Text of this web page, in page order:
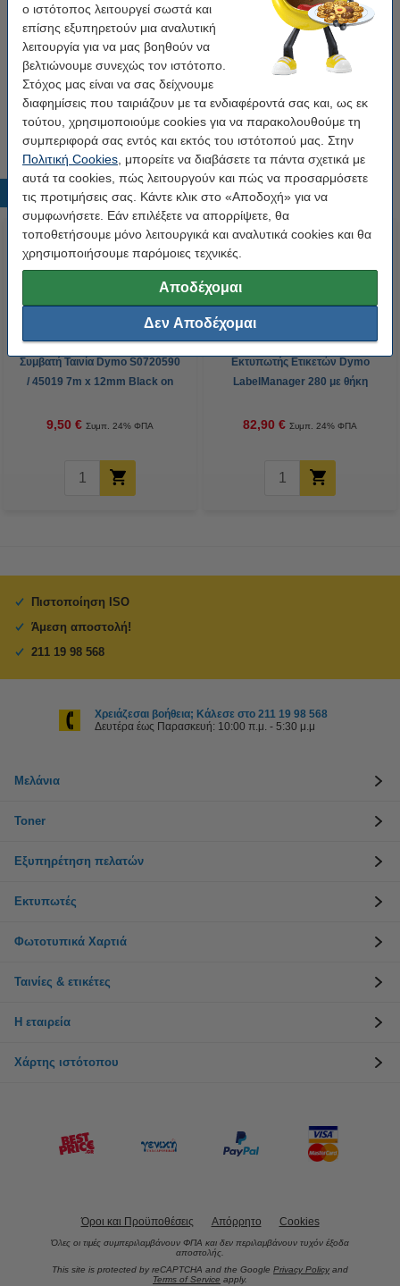
ο ιστότοπος λειτουργεί σωστά και
επίσης εξυπηρετούν μια αναλυτική
λειτουργία για να μας βοηθούν να
βελτιώνουμε συνεχώς τον ιστότοπο.
Στόχος μας είναι να σας δείχνουμε
διαφημίσεις που ταιριάζουν με τα ενδιαφέροντά σας και, ως εκ
τούτου, χρησιμοποιούμε cookies για να παρακολουθούμε τη
συμπεριφορά σας εντός και εκτός του ιστότοπού μας. Στην
Πολιτική Cookies , μπορείτε να διαβάσετε τα πάντα σχετικά με
αυτά τα cookies, πώς λειτουργούν και πώς να προσαρμόσετε
τις προτιμήσεις σας. Κάντε κλικ στο «Αποδοχή» για να
συμφωνήσετε. Εάν επιλέξετε να απορρίψετε, θα
τοποθετήσουμε μόνο λειτουργικά και αναλυτικά cookies και θα
χρησιμοποιήσουμε παρόμοιες τεχνικές.
Αποδέχομαι
Δεν Αποδέχομαι
4,50 € Στο Καλάθι
Βάλε στο καλάθι
Η έκδοση 123ink αντικαθιστά την αυτοκόλλητη
πολυεστερική πολυσυσκευασία Dymo D1 7m x
12mm 3-pack
28,50 €
Δημοφιλή προϊόντα
Συμβατή Ταινία Dymo S0720590
/ 45019 7m x 12mm Black on
9,50 € Συμπ. 24% ΦΠΑ
Εκτυπωτής Ετικετών Dymo
LabelManager 280 με θήκη
82,90 € Συμπ. 24% ΦΠΑ
Πιστοποίηση ISO
Άμεση αποστολή!
211 19 98 568
Χρειάζεσαι βοήθεια; Κάλεσε στο 211 19 98 568
Δευτέρα έως Παρασκευή: 10:00 π.μ. - 5:30 μ.μ
Μελάνια
Toner
Εξυπηρέτηση πελατών
Εκτυπωτές
Φωτοτυπικά Χαρτιά
Ταινίες & ετικέτες
Η εταιρεία
Χάρτης ιστότοπου
Όροι και Προϋποθέσεις Απόρρητο Cookies
Όλες οι τιμές συμπεριλαμβάνουν ΦΠΑ και δεν περιλαμβάνουν τυχόν έξοδα
αποστολής.
This site is protected by reCAPTCHA and the Google Privacy Policy and
Terms of Service apply.